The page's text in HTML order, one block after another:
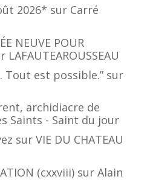
2026* sur Carré
NEUVE POUR
LAFAUTEAROUSSEAU
Tout est possible.” sur
archidiacre de
Saints - Saint du jour
sur VIE DU CHATEAU
(cxxviii) sur Alain